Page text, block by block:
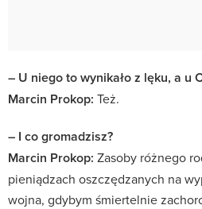
– U niego to wynikało z lęku, a u
Marcin Prokop: Też.
– I co gromadzisz?
Marcin Prokop: Zasoby różnego
pieniądzach oszczędzanych na
wojna, gdybym śmiertelnie